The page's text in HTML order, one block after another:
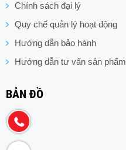
Chính sách đại lý
Quy chế quản lý hoạt động
Hướng dẫn bảo hành
Hướng dẫn tư vấn sản phẩm
BẢN ĐỒ